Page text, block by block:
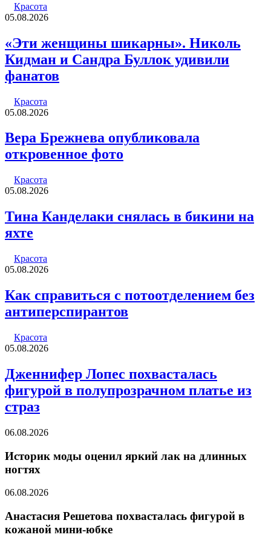
Красота
05.08.2026
«Эти женщины шикарны». Николь
Кидман и Сандра Буллок удивили
фанатов
Красота
05.08.2026
Вера Брежнева опубликовала
откровенное фото
Красота
05.08.2026
Тина Канделаки снялась в бикини на
яхте
Красота
05.08.2026
Как справиться с потоотделением без
антиперспирантов
Красота
05.08.2026
Дженнифер Лопес похвасталась
фигурой в полупрозрачном платье из
страз
06.08.2026
Историк моды оценил яркий лак на длинных
ногтях
06.08.2026
Анастасия Решетова похвасталась фигурой в
кожаной мини-юбке